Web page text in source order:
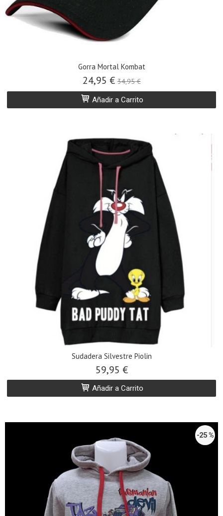
Gorra Mortal Kombat
24,95 €34,95 €
Añadir a Carrito
Sudadera Silvestre Piolin
59,95 €
Añadir a Carrito
-25 %